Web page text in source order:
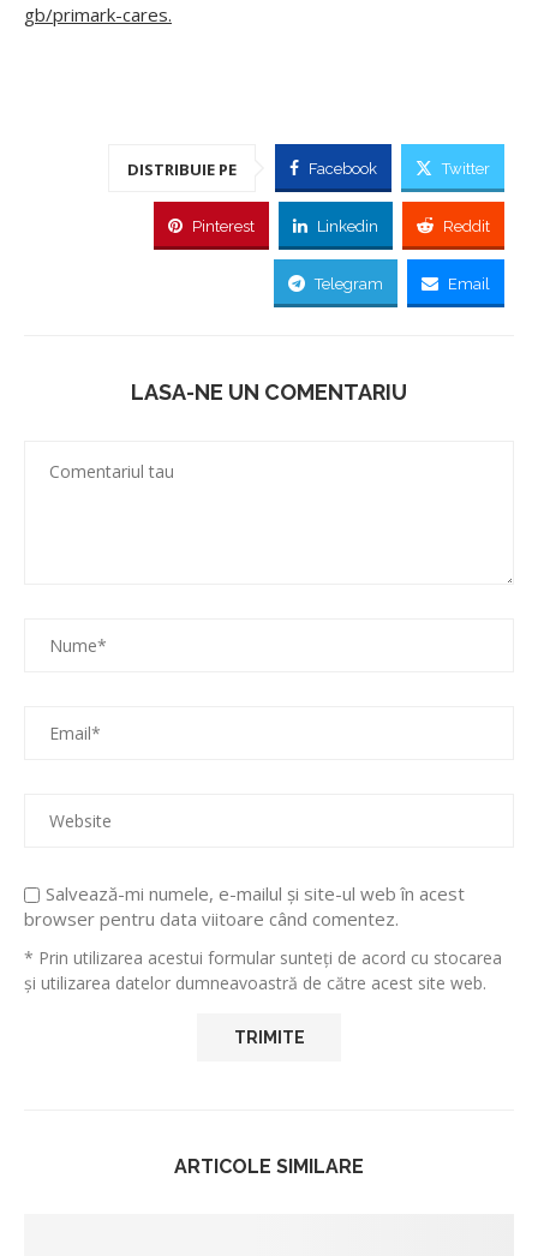
gb/primark-cares.
DISTRIBUIE PE Facebook Twitter
Pinterest Linkedin Reddit
Telegram Email
LASA-NE UN COMENTARIU
Salvează-mi numele, e-mailul și site-ul web în acest
browser pentru data viitoare când comentez.
* Prin utilizarea acestui formular sunteți de acord cu stocarea
și utilizarea datelor dumneavoastră de către acest site web.
ARTICOLE SIMILARE